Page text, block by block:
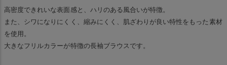
高密度できれいな表面感と、ハリのある風合いが特徴。
また、シワになりにくく、縮みにくく、肌ざわりが良い特性をもった素材
を使用。
大きなフリルカラーが特徴の長袖ブラウスです。